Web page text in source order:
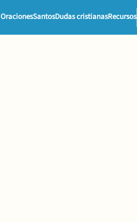
OracionesSantosDudas cristianasRecursos